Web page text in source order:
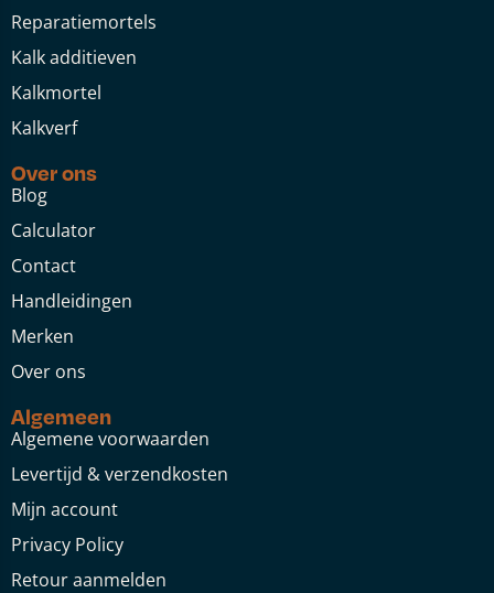
Reparatiemortels
Kalk additieven
Kalkmortel
Kalkverf
Over ons
Blog
Calculator
Contact
Handleidingen
Merken
Over ons
Algemeen
Algemene voorwaarden
Levertijd & verzendkosten
Mijn account
Privacy Policy
Retour aanmelden